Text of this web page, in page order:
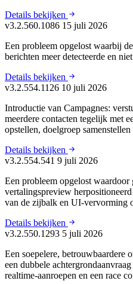
Details bekijken
v3.2.560.1086 15 juli 2026
Een probleem opgelost waarbij
berichten meer detecteerde en
Details bekijken
v3.2.554.1126 10 juli 2026
Introductie van Campagnes:
meerdere contacten tegelijk met
opstellen, doelgroep
Details bekijken
v3.2.554.541 9 juli 2026
Een probleem opgelost
vertalingspreview
van de zijbalk en UI-vervorming
Details bekijken
v3.2.550.1293 5 juli 2026
Een soepelere, betrouwbaardere
een dubbele
realtime-aanroepen en een race